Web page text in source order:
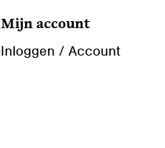
Mijn account
Inloggen / Account